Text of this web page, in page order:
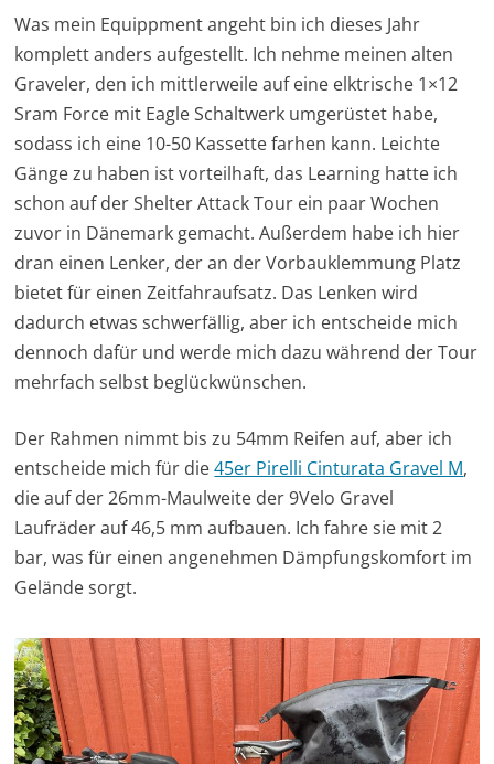
Was mein Equippment angeht bin ich dieses Jahr
komplett anders aufgestellt. Ich nehme meinen alten
Graveler, den ich mittlerweile auf eine elktrische 1×12
Sram Force mit Eagle Schaltwerk umgerüstet habe,
sodass ich eine 10-50 Kassette farhen kann. Leichte
Gänge zu haben ist vorteilhaft, das Learning hatte ich
schon auf der Shelter Attack Tour ein paar Wochen
zuvor in Dänemark gemacht. Außerdem habe ich hier
dran einen Lenker, der an der Vorbauklemmung Platz
bietet für einen Zeitfahraufsatz. Das Lenken wird
dadurch etwas schwerfällig, aber ich entscheide mich
dennoch dafür und werde mich dazu während der Tour
mehrfach selbst beglückwünschen.
Der Rahmen nimmt bis zu 54mm Reifen auf, aber ich
entscheide mich für die45er Pirelli Cinturata Gravel M,
die auf der 26mm-Maulweite der 9Velo Gravel
Laufräder auf 46,5 mm aufbauen. Ich fahre sie mit 2
bar, was für einen angenehmen Dämpfungskomfort im
Gelände sorgt.